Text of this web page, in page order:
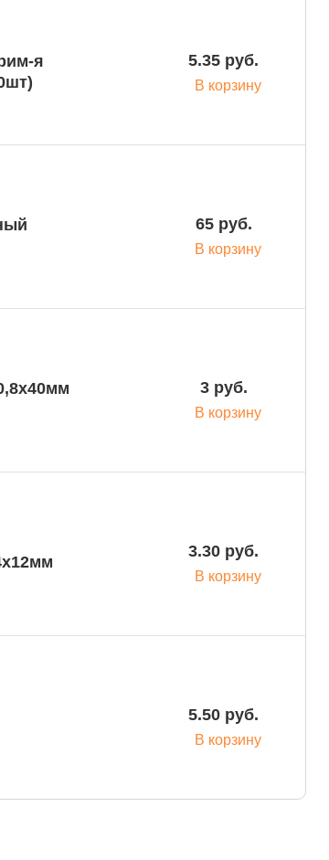
я
5.35 руб.
В корзину
65 руб.
В корзину
3 руб.
В корзину
3.30 руб.
В корзину
5.50 руб.
В корзину